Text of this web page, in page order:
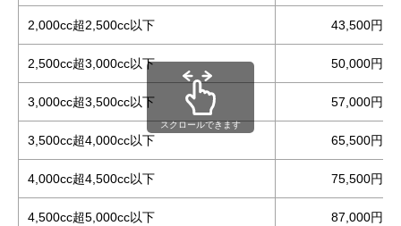
2,000cc超2,500cc以下 43,500円
2,500cc超3,000cc以下 50,000円
3,000cc超3,500cc以下 57,000円
3,500cc超4,000cc以下 65,500円
4,000cc超4,500cc以下 75,500円
4,500cc超5,000cc以下 87,000円
スクロールできます